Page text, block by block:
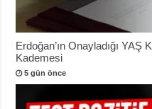
Erdoğan’ın Onayladığı YAŞ
Kademesi
5 gün önce